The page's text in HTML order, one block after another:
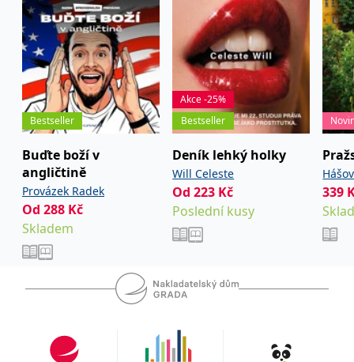
Bestseller
Buďte boží v
angličtině
Provázek Radek
Od 288 Kč
Skladem
Akce -25%
Bestseller
Deník lehký holky
Will Celeste
Od223 Kč
Poslední kusy
David
339